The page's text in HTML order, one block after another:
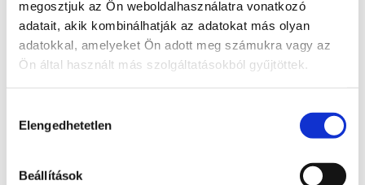
megosztjuk az Ön weboldalhasználatra vonatkozó
adatait, akik kombinálhatják az adatokat más olyan
adatokkal, amelyeket Ön adott meg számukra vagy az
Ön által használt más szolgáltatásokból gyűjtöttek.
kiválasztása
Elengedhetetlen
Beállítások
Kormánybiztos
Teljes állapot lista megnyitása
A probléma megoldásához csatolt dokumentum(ok):
Hozzászóláshoz bejelentkezés szükséges